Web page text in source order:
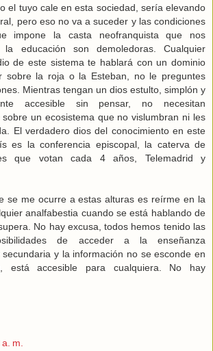
el tuyo cale en esta sociedad, sería elevando
pero eso no va a suceder y las condiciones
impone la casta neofranquista que nos
educación son demoledoras. Cualquier
de este sistema te hablará con un dominio
sobre la roja o la Esteban, no le preguntes
Mientras tengan un dios estulto, simplón y
accesible sin pensar, no necesitan
sobre un ecosistema que no vislumbran ni les
El verdadero dios del conocimiento en este
es la conferencia episcopal, la caterva de
que votan cada 4 años, Telemadrid y
se me ocurre a estas alturas es reírme en la
analfabestia cuando se está hablando de
No hay excusa, todos hemos tenido las
de acceder a la enseñanza
y la información no se esconde en
está accesible para cualquiera. No hay
m.